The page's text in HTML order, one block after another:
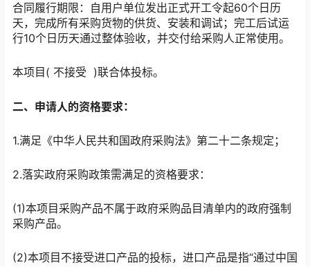
合同履行期限：自用户单位发出正式开工令起60个日历
天，完成所有采购货物的供货、安装和调试；完工后试运
行10个日历天通过整体验收，并交付给采购人正常使用。
本项目( 不接受 )联合体投标。
二、申请人的资格要求：
1.满足《中华人民共和国政府采购法》第二十二条规定；
2.落实政府采购政策需满足的资格要求：
(1)本项目采购产品不属于政府采购品目清单内的政府强制
采购产品。
(2)本项目不接受进口产品的投标，进口产品是指“通过中国